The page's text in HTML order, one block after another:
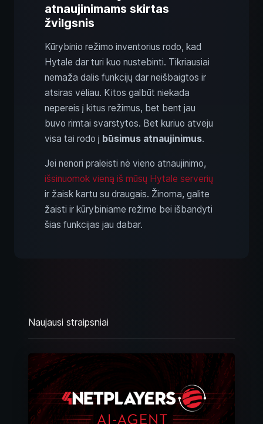
atnaujinimams skirtas
žvilgsnis
Kūrybinio režimo inventorius rodo, kad
Hytale dar turi kuo nustebinti. Tikriausiai
nemaža dalis funkcijų dar neišbaigtos ir
atsiras vėliau. Kitos galbūt niekada
nepereis į kitus režimus, bet bent jau
buvo rimtai svarstytos. Bet kuriuo atveju
visa tai rodo į būsimus atnaujinimus.
Jei nenori praleisti nė vieno atnaujinimo,
išsinuomok vieną iš mūsų Hytale serverių
ir žaisk kartu su draugais. Žinoma, galite
žaisti ir kūrybiniame režime bei išbandyti
šias funkcijas jau dabar.
Naujausi straipsniai